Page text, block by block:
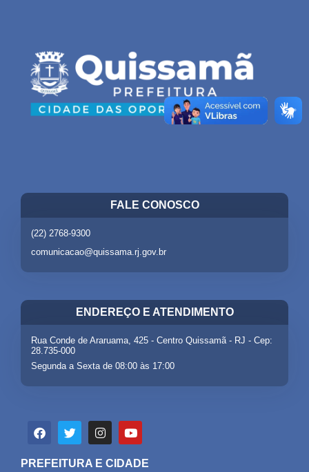
FALE CONOSCO
(22) 2768-9300
comunicacao@quissama.rj.gov.br
ENDEREÇO E ATENDIMENTO
Rua Conde de Araruama, 425 - Centro Quissamã - RJ - Cep:
28.735-000
Segunda a Sexta de 08:00 às 17:00
PREFEITURA E CIDADE